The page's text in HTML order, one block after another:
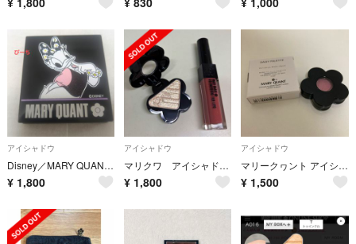
アイシャドウ
Disney／MARY QUANT／アイシャドウ
¥ 1,800
アイシャドウ
マリクワ アイシャドウ リップ
¥ 1,800
アイシャドウ
マリークヮント アイシャドウ
¥ 1,500